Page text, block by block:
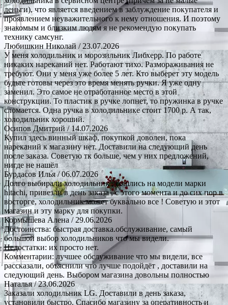
деньги), что является введением в заблуждение покупателя и
проявлением неуважительного к нему отношения. И поэтому
знакомым и близким людям я не рекомендую покупать
технику самсунг.
Любишкин Николай / 23.07.2026
У меня холодильник и морозильник Либхерр. По работе
никаких нареканий нет. Работают тихо. Размораживания не
требуют. Они у меня уже более 5 лет. Кто выберет эту модель
будьте готовы через это время менять ручки. Я уже одну
заменил. Это самое не отработанное место в этой
конструкции. То пластик в ручке лопнет, то пружинка в ручке
сломается. Одна ручка в холодильнике стоит 1700 р. А так,
холодильник хороший.
Осипов Дмитрий/ 14.07.2026
Купил здесь винный шкаф, покупкой доволен, пока
нареканий к магазину нет. Доставили на следующий день
после заказа. Советую тк больше, чем у них предложений,
нигде не нашёл
Бурдасов Илья/ 06.07.2026
Долго выбирали холодильник , сошлись на модели марки
hitachi, привезли в день заказа , с этого момента и до сих пор в
восторге, холодильник может буквально все ! Советую и этот
магазин и эту марку для покупки.
Кормышева Алена / 29.06.2026
Достоинства: быстрая доставка.обслуживание, самый
большой выбор холодильников что мы видели.
Недостатки: их просто нет.
Комментарии: лучшее обслуживание что мы видели, все
рассказали, объяснили что лучше подойдёт , доставили на
следующий день. Выбором магазина довольны полностью
Наталья/ 23.06.2026
Заказали холодильник LG. Доставили в день заказа,
установили быстро. Спасибо магазину за оперативность и